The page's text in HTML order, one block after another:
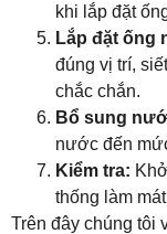
khi lắp đặt
Lắp đặt ống
đúng vị trí,
chắc chắn.
Bổ sung
nước đến
Kiểm tra:
thống làm
Trên đây chúng tôi